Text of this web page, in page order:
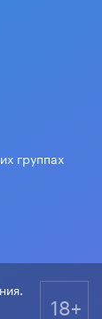
группах
18+